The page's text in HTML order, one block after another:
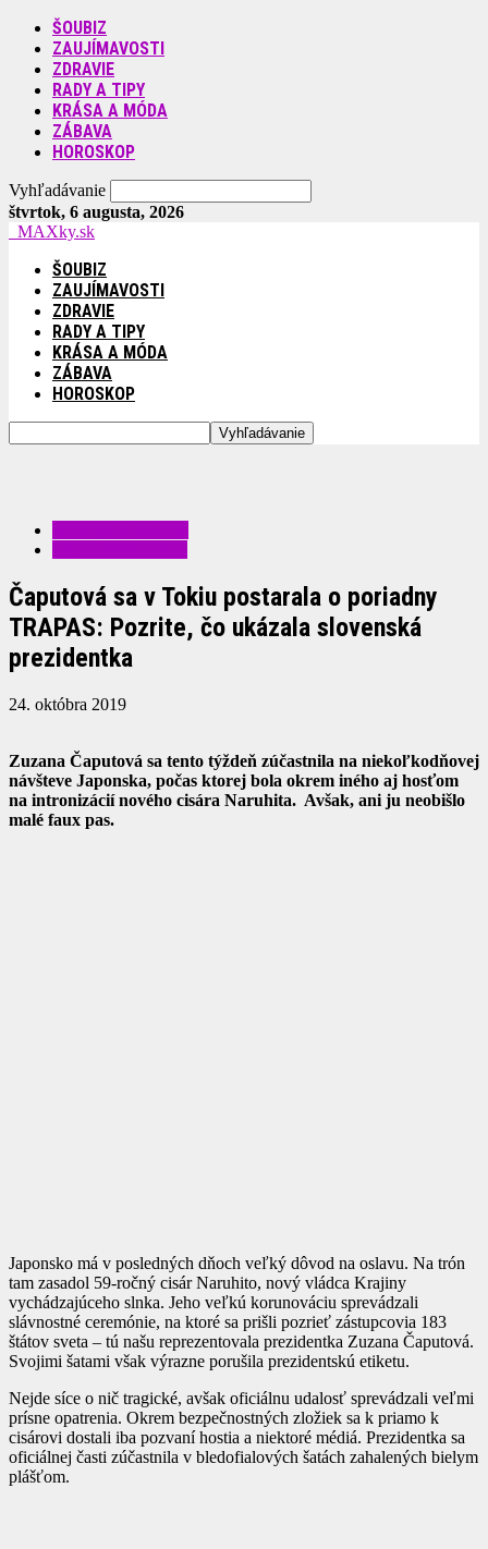
ŠOUBIZ
ZAUJÍMAVOSTI
ZDRAVIE
RADY A TIPY
KRÁSA A MÓDA
ZÁBAVA
HOROSKOP
Vyhľadávanie
štvrtok, 6 augusta, 2026
MAXky.sk
ŠOUBIZ
ZAUJÍMAVOSTI
ZDRAVIE
RADY A TIPY
KRÁSA A MÓDA
ZÁBAVA
HOROSKOP
Čaputová sa v Tokiu postarala o poriadny
TRAPAS: Pozrite, čo ukázala slovenská
prezidentka
24. októbra 2019
Zuzana Čaputová sa tento týždeň zúčastnila na niekoľkodňovej
návšteve Japonska, počas ktorej bola okrem iného aj hosťom
na intronizácií nového cisára Naruhita. Avšak, ani ju neobišlo
malé faux pas.
Japonsko má v posledných dňoch veľký dôvod na oslavu. Na trón
tam zasadol 59-ročný cisár Naruhito, nový vládca Krajiny
vychádzajúceho slnka. Jeho veľkú korunováciu sprevádzali
slávnostné ceremónie, na ktoré sa prišli pozrieť zástupcovia 183
štátov sveta – tú našu reprezentovala prezidentka Zuzana Čaputová.
Svojimi šatami však výrazne porušila prezidentskú etiketu.
Nejde síce o nič tragické, avšak oficiálnu udalosť sprevádzali veľmi
prísne opatrenia. Okrem bezpečnostných zložiek sa k priamo k
cisárovi dostali iba pozvaní hostia a niektoré médiá. Prezidentka sa
oficiálnej časti zúčastnila v bledofialových šatách zahalených bielym
plášťom.